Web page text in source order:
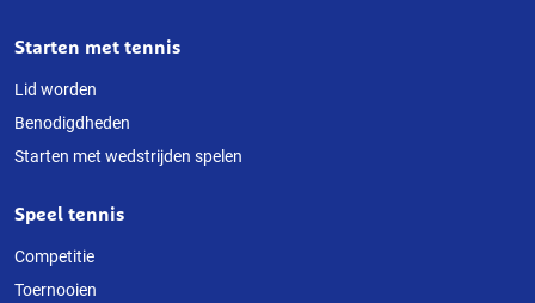
Starten met tennis
Lid worden
Benodigdheden
Starten met wedstrijden spelen
Speel tennis
Competitie
Toernooien